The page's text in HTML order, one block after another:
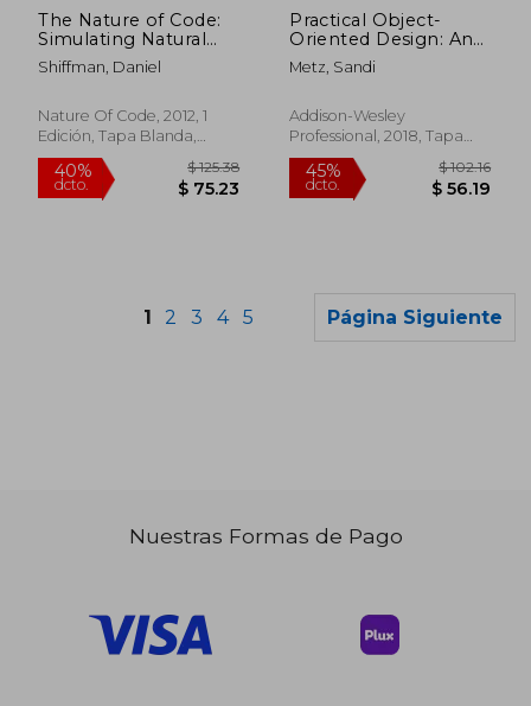
dcto. $ 45.53 dcto.
The Nature of Code:
Simulating Natural
Systems With
Processing (en
Shiffman, Daniel
Nature Of Code, 2012, 1
Edición, Tapa Blanda,
Nuevo
Practical Object-
Oriented Design: An
Agile Primer Using
Ruby (en Inglés)
Metz, Sandi
Addison-Wesley
Professional, 2018, Tapa
Blanda, Nuevo
1 2 3 4 5 Página Siguiente
Nuestras Formas de Pago